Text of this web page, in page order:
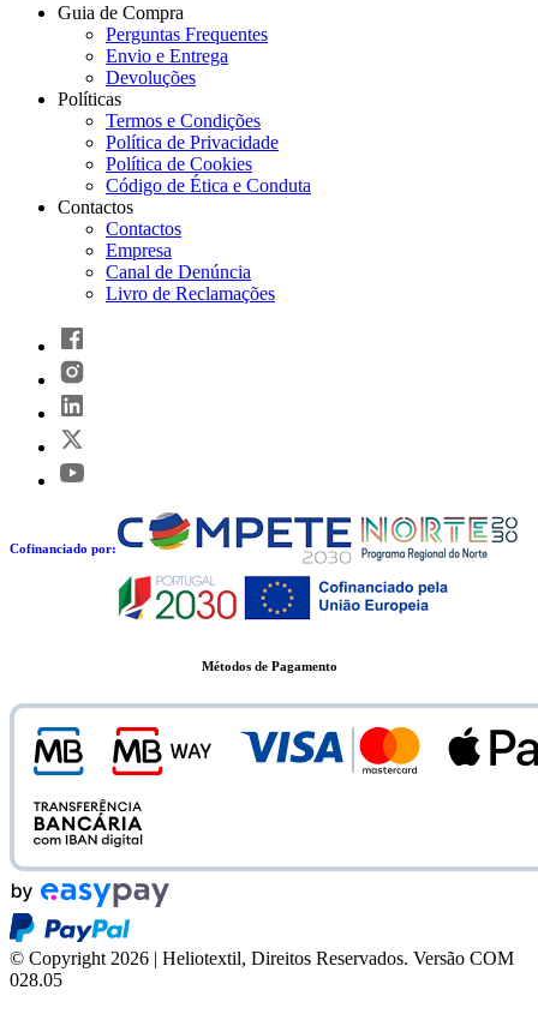
Guia de Compra
Perguntas Frequentes
Envio e Entrega
Devoluções
Políticas
Termos e Condições
Política de Privacidade
Política de Cookies
Código de Ética e Conduta
Contactos
Contactos
Empresa
Canal de Denúncia
Livro de Reclamações
Cofinanciado por:
Métodos de Pagamento
© Copyright 2026 | Heliotextil, Direitos Reservados. Versão COM
028.05